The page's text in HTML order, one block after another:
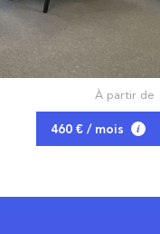
À partir de
460 € / mois